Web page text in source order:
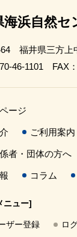
海浜自然セ
福井県三方上
46-1101 FAX
ージ
ご利用案内
者・団体の方へ
コラム
ニュー]
ザー登録 ロ